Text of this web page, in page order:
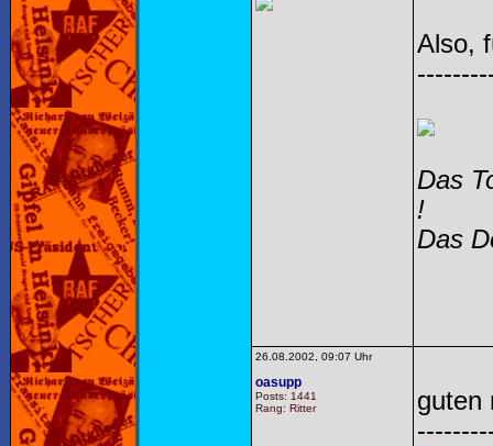
Also,
Das
!
Das
26.08.2002, 09:07 Uhr
oasupp
Posts: 1441
Rang: Ritter
guten